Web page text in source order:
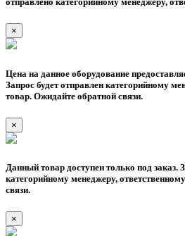
×
Цена на данное оборудование
Запрос будет отправлен категорийному
товар. Ожидайте обратной связи.
×
Данный товар доступен только под заказ.
категорийному менеджеру,
связи.
×